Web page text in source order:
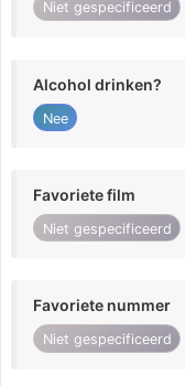
Niet gespecificeerd
Alcohol drinken?
Nee
Favoriete film
Niet gespecificeerd
Favoriete nummer
Niet gespecificeerd